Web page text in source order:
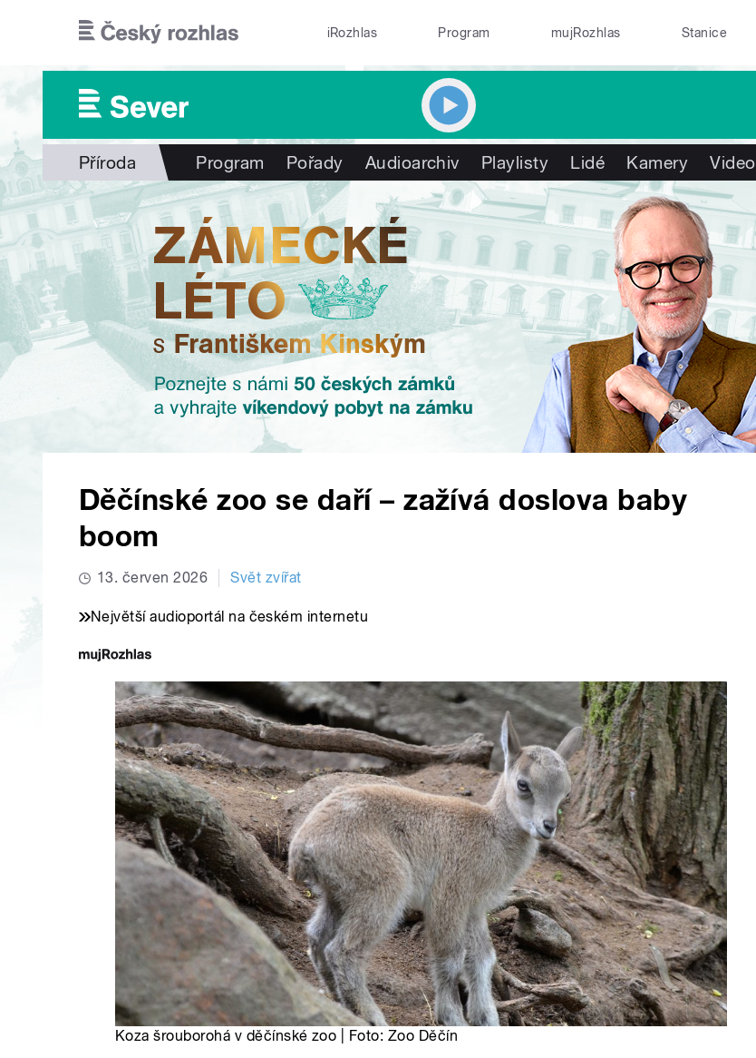
iRozhlas Program mujRozhlas Stanice
Příroda Program Pořady Audioarchiv Playlisty Lidé Kamery Video
Děčínské zoo se daří – zažívá doslova baby
boom
13. červen 2026 Svět zvířat
Největší audioportál na českém internetu
Koza šrouborohá v děčínské zoo | Foto: Zoo Děčín